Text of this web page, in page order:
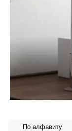
По алфавиту